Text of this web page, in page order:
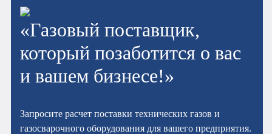
«Газовый поставщик,
который позаботится о вас
и вашем бизнесе!»
Запросите расчет поставки технических газов и
газосварочного оборудования для вашего предприятия.